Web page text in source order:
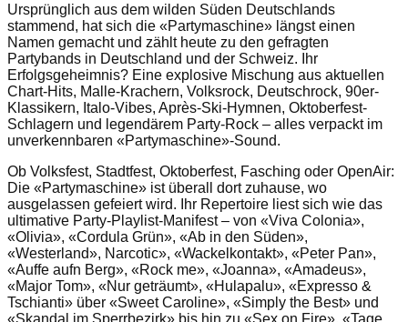
Ursprünglich aus dem wilden Süden Deutschlands
stammend, hat sich die «Partymaschine» längst einen
Namen gemacht und zählt heute zu den gefragten
Partybands in Deutschland und der Schweiz. Ihr
Erfolgsgeheimnis? Eine explosive Mischung aus aktuellen
Chart-Hits, Malle-Krachern, Volksrock, Deutschrock, 90er-
Klassikern, Italo-Vibes, Après-Ski-Hymnen, Oktoberfest-
Schlagern und legendärem Party-Rock – alles verpackt im
unverkennbaren «Partymaschine»-Sound.
Ob Volksfest, Stadtfest, Oktoberfest, Fasching oder OpenAir:
Die «Partymaschine» ist überall dort zuhause, wo
ausgelassen gefeiert wird. Ihr Repertoire liest sich wie das
ultimative Party-Playlist-Manifest – von «Viva Colonia»,
«Olivia», «Cordula Grün», «Ab in den Süden»,
«Westerland», Narcotic», «Wackelkontakt», «Peter Pan»,
«Auffe aufn Berg», «Rock me», «Joanna», «Amadeus»,
«Major Tom», «Nur geträumt», «Hulapalu», «Expresso &
Tschianti» über «Sweet Caroline», «Simply the Best» und
«Skandal im Sperrbezirk» bis hin zu «Sex on Fire», «Tage